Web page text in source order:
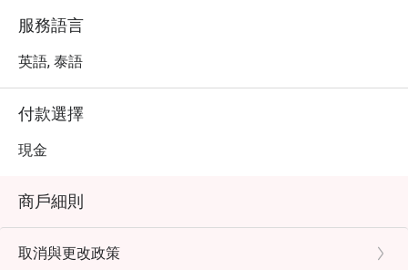
服務語言
英語, 泰語
付款選擇
現金
商戶細則
取消與更改政策